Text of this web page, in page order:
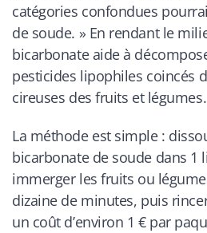
catégories confondues
de soude. » En rendant le
bicarbonate aide à
pesticides lipophiles coincés
cireuses des fruits et légumes.
La méthode est simple :
bicarbonate de soude dans 1
immerger les fruits ou
dizaine de minutes, puis
un coût d’environ 1 € par